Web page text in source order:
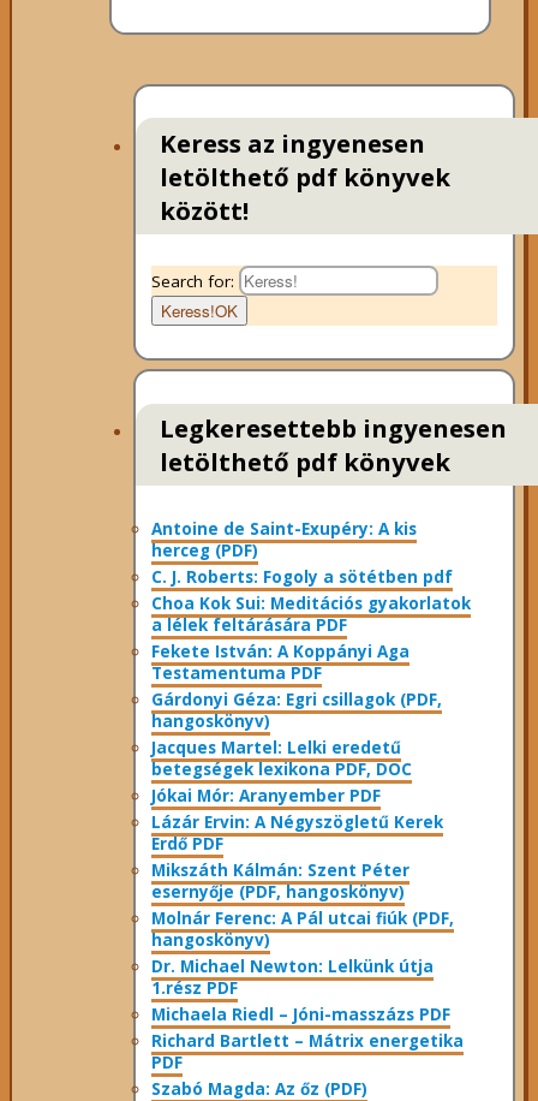
Keress az ingyenesen
letölthető pdf könyvek
között!
Search for:
Keress!OK
Legkeresettebb ingyenesen
letölthető pdf könyvek
Antoine de Saint-Exupéry: A kis
herceg (PDF)
C. J. Roberts: Fogoly a sötétben pdf
Choa Kok Sui: Meditációs gyakorlatok
a lélek feltárására PDF
Fekete István: A Koppányi Aga
Testamentuma PDF
Gárdonyi Géza: Egri csillagok (PDF,
hangoskönyv)
Jacques Martel: Lelki eredetű
betegségek lexikona PDF, DOC
Jókai Mór: Aranyember PDF
Lázár Ervin: A Négyszögletű Kerek
Erdő PDF
Mikszáth Kálmán: Szent Péter
esernyője (PDF, hangoskönyv)
Molnár Ferenc: A Pál utcai fiúk (PDF,
hangoskönyv)
Dr. Michael Newton: Lelkünk útja
1.rész PDF
Michaela Riedl – Jóni-masszázs PDF
Richard Bartlett – Mátrix energetika
PDF
Szabó Magda: Az őz (PDF)